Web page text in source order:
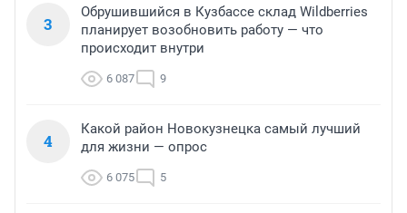
3
Обрушившийся в Кузбассе склад Wildberries
планирует возобновить работу — что
происходит внутри
6 087 9
4
Какой район Новокузнецка самый лучший
для жизни — опрос
6 075 5